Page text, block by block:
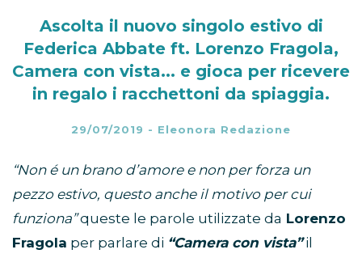
Ascolta il nuovo singolo estivo di
Federica Abbate ft. Lorenzo Fragola,
Camera con vista... e gioca per ricevere
in regalo i racchettoni da spiaggia.
29/07/2019 - Eleonora Redazione
“Non é un brano d’amore e non per forza un
pezzo estivo, questo anche il motivo per cui
funziona”queste le parole utilizzate da Lorenzo
Fragola per parlare di “Camera con vista”il